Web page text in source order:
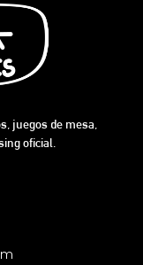
juegos de mesa,
oficial.